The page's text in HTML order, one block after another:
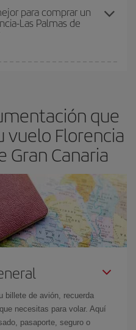
La tarifa básica, te
para comprar un
Las Palmas de
si buscas los vuelos con
poco abiertos, podráselegir
que
vuelo Florencia
Gran Canaria
billete de avión, recuerda
necesitas para volar. Aquí
pasaporte, seguro o